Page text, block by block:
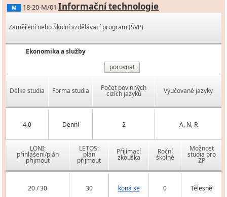
M 18-20-M/01 Informační technologie
Zaměření nebo Školní vzdělávací program (ŠVP)
Ekonomika a služby
porovnat
Délka studia Forma studia Počet povinných
cizích jazyků Vyučované jazyky
4,0 Denní 2 A, N, R
LONI:
přihlášení/plán
přijmout
LETOS:
plán
přijmout
Přijímací
zkouška
Roční
školné
Možnost
studia pro
ZP
20 / 30 30 koná se 0 Tělesně